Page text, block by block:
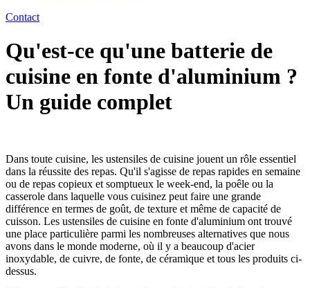
Contact
Qu'est-ce qu'une batterie de
cuisine en fonte d'aluminium ?
Un guide complet
Dans toute cuisine, les ustensiles de cuisine jouent un rôle essentiel
dans la réussite des repas. Qu'il s'agisse de repas rapides en semaine
ou de repas copieux et somptueux le week-end, la poêle ou la
casserole dans laquelle vous cuisinez peut faire une grande
différence en termes de goût, de texture et même de capacité de
cuisson. Les ustensiles de cuisine en fonte d'aluminium ont trouvé
une place particulière parmi les nombreuses alternatives que nous
avons dans le monde moderne, où il y a beaucoup d'acier
inoxydable, de cuivre, de fonte, de céramique et tous les produits ci-
dessus.